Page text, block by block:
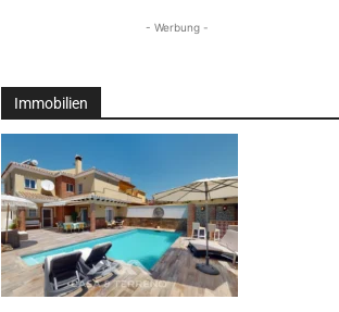
- Werbung -
Immobilien